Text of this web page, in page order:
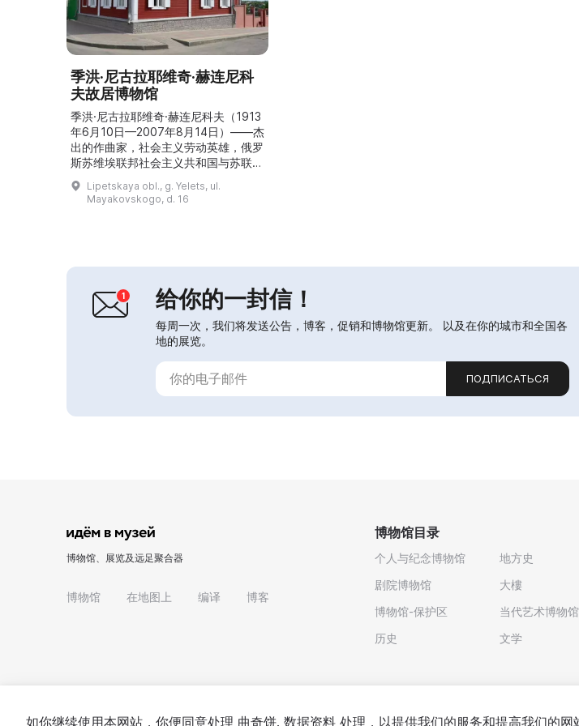
季洪·尼古拉耶维奇·赫连尼科
夫故居博物馆
季洪·尼古拉耶维奇·赫连尼科夫（1913
年6月10日—2007年8月14日）——杰
出的作曲家，社会主义劳动英雄，俄罗
斯苏维埃联邦社会主义共和国与苏联人
民艺术家，教育家，重要的音乐与社会
活动家，叶列茨市名誉市民，利佩茨克
州名誉市民。2000年9月10日，国内
外，故居保留了其历史格局。博物馆展
Lipetskaya obl., g. Yelets, ul.
Mayakovskogo, d. 16
给你的一封信！
每周一次，我们将发送公告，博客，促销和博物馆更新。 以及在你的城市和全国各
地的展览。
ПОДПИСАТЬСЯ
博物馆、展览及远足聚合器
博物馆 在地图上 编译 博客
博物馆目录
个人与纪念博物馆
剧院博物馆
博物馆-保护区
历史
地方史
大樓
当代艺术博物馆
文学
如你继续使用本网站，你便同意处理 曲奇饼. 数据资料 处理，以提供我们的服务和提高我们的网